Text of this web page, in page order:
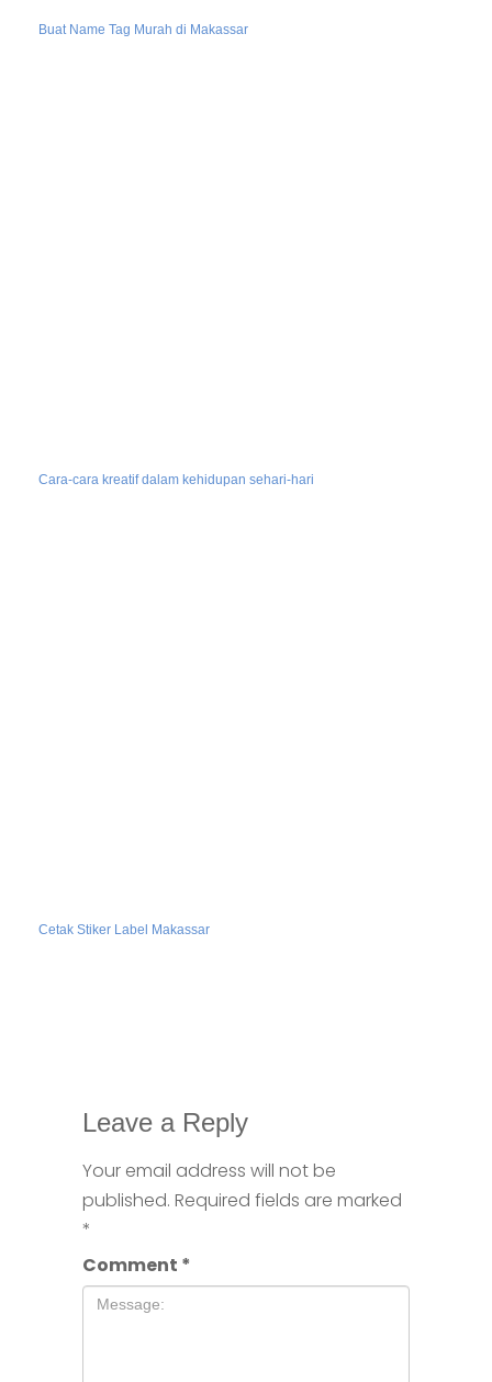
Buat Name Tag Murah di Makassar
Cara-cara kreatif dalam kehidupan sehari-hari
Cetak Stiker Label Makassar
Leave a Reply
Your email address will not be
published. Required fields are marked
*
Comment *